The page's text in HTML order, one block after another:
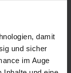
damit
und sicher
im Auge
als